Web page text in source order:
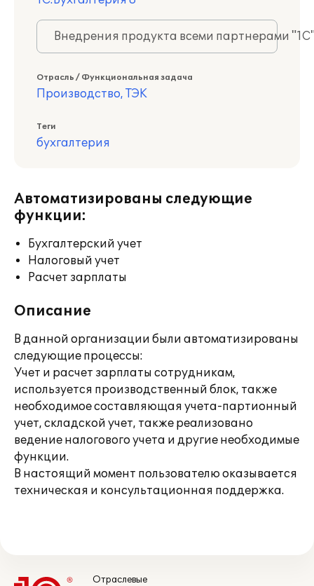
Внедрения продукта всеми партнерами
Отрасль / Функциональная задача
Производство, ТЭК
Теги
бухгалтерия
Автоматизированы следующие
функции:
Бухгалтерский учет
Налоговый учет
Расчет зарплаты
Описание
В данной организации были автоматизированы
следующие процессы:
Учет и расчет зарплаты сотрудникам,
используется производственный блок, также
необходимое составляющая учета-партионный
учет, складской учет, также реализовано
ведение налогового учета и другие необходимые
функции.
В настоящий момент пользователю оказывается
техническая и консультационная поддержка.
Отраслевые